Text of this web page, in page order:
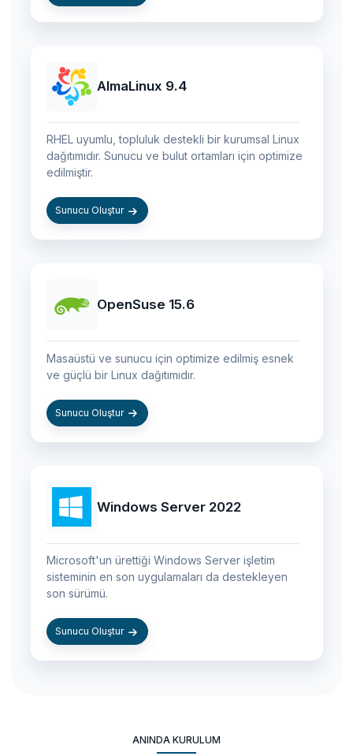
AlmaLinux 9.4
RHEL uyumlu, topluluk destekli bir kurumsal Linux
dağıtımıdır. Sunucu ve bulut ortamları için optimize
edilmiştir.
Sunucu Oluştur
OpenSuse 15.6
Masaüstü ve sunucu için optimize edilmiş esnek
ve güçlü bir Linux dağıtımıdır.
Sunucu Oluştur
Windows Server 2022
Microsoft'un ürettiği Windows Server işletim
sisteminin en son uygulamaları da destekleyen
son sürümü.
Sunucu Oluştur
ANINDA KURULUM